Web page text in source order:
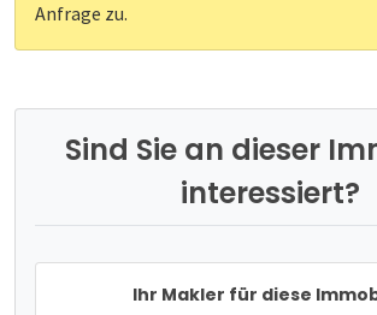
Anfrage zu.
Sind Sie an dieser
interessiert?
Ihr Makler für diese